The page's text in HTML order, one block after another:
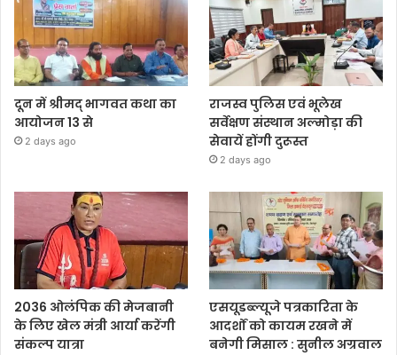
दून में श्रीमद् भागवत कथा का
आयोजन 13 से
2 days ago
राजस्व पुलिस एवं भूलेख
सर्वेक्षण संस्थान अल्मोड़ा की
सेवायें होंगी दुरूस्त
2 days ago
2036 ओलंपिक की मेजबानी
के लिए खेल मंत्री आर्या करेंगी
संकल्प यात्रा
एसयूडब्ल्यूजे पत्रकारिता के
आदर्शों को कायम रखने में
बनेगी मिसाल : सुनील अग्रवाल